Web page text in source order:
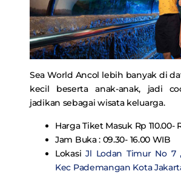
Sea World Ancol lebih banyak di
kecil beserta anak-anak, jadi
jadikan sebagai wisata keluarga.
Harga Tiket Masuk Rp 110.00-
Jam Buka : 09.30- 16.00 WIB
LokasiJl Lodan Timur No 7
Kec Pademangan Kota